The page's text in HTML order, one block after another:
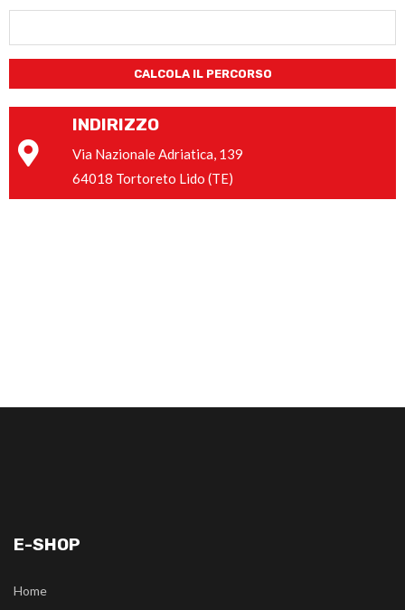
CALCOLA IL PERCORSO
INDIRIZZO
Via Nazionale Adriatica, 139
64018 Tortoreto Lido (TE)
E-SHOP
Home